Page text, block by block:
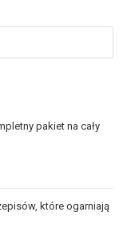
pakiet na cały
które ogarniają